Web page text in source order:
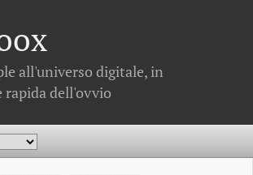
all'universo digitale, in
rapida dell'ovvio